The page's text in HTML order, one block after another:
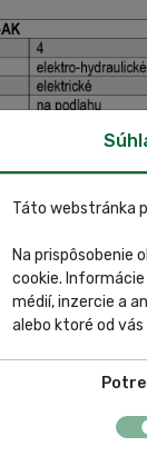
Táto webstránka
Na prispôsobenie
cookie.
médií, inzercie a
alebo ktoré od vás